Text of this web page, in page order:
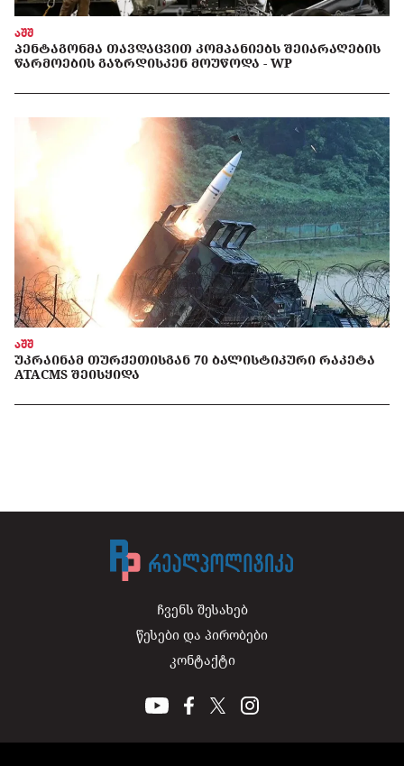
აშშ
ᲞᲔᲜᲢᲐᲒᲝᲜᲛᲐ ᲗᲐᲕᲓᲐᲪᲕᲘᲗ ᲙᲝᲛᲞᲐᲜᲘᲔᲑᲡ ᲨᲔᲘᲐᲠᲐᲦᲔᲑᲘᲡ
ᲬᲐᲠᲛᲝᲔᲑᲘᲡ ᲒᲐᲖᲠᲓᲘᲡᲙᲔᲜ ᲛᲝᲣᲬᲝᲓᲐ - WP
აშშ
ᲣᲙᲠᲐᲘᲜᲐᲛ ᲗᲣᲠᲥᲔᲗᲘᲡᲒᲐᲜ 70 ᲑᲐᲚᲘᲡᲢᲘᲙᲣᲠᲘ ᲠᲐᲙᲔᲢᲐ
ATACMS ᲨᲔᲘᲡᲧᲘᲓᲐ
ჩვენს შესახებ
წესები და პირობები
კონტაქტი